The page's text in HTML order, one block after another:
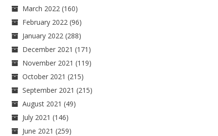
March 2022 (160)
February 2022 (96)
January 2022 (288)
December 2021 (171)
November 2021 (119)
October 2021 (215)
September 2021 (215)
August 2021 (49)
July 2021 (146)
June 2021 (259)